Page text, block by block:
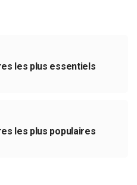
les plus essentiels
les plus populaires